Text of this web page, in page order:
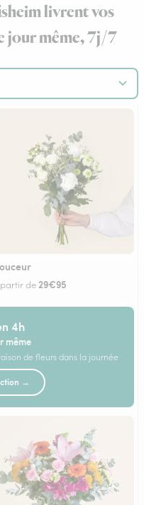
livrent vos
jour même, 7j/7
de 29€95
4h
même
de fleurs dans la journée
→